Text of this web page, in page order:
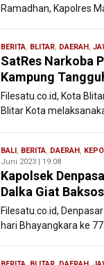
Ramadhan, Kapolres
BERITA, BLITAR, DAERAH,
SatRes Narkoba
Kampung
Filesatu.co.id, Kota
Blitar Kota
BALI, BERITA, DAERAH,
Juni 2023 | 19:08
Kapolsek
Dalka Giat
Filesatu.co.id,
hari Bhayangkara ke